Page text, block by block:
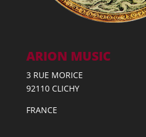
ARION MUSIC
3 RUE MORICE
92110 CLICHY
FRANCE